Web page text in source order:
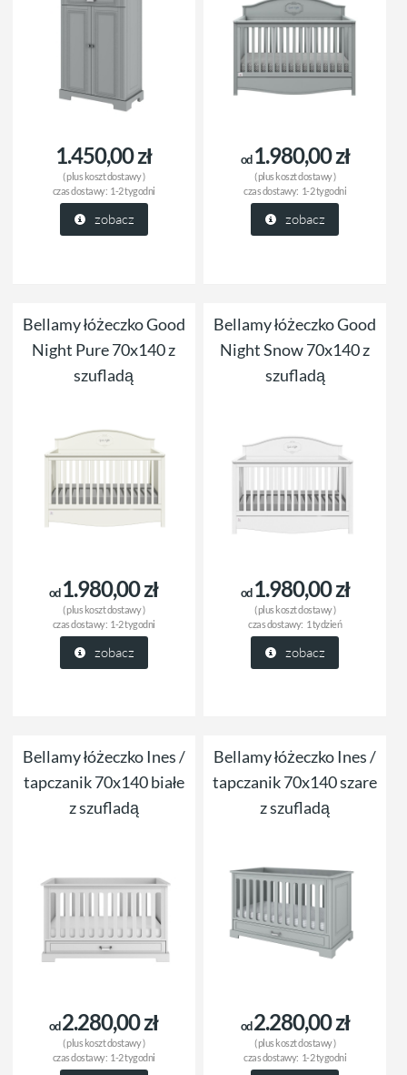
1.450,00 zł
( plus koszt dostawy)
czas dostawy: 1-2 tygodni
zobacz
od1.980,00 zł
( plus koszt dostawy)
czas dostawy: 1-2 tygodni
zobacz
Bellamy łóżeczko Good
Night Pure 70x140 z
szufladą
od1.980,00 zł
( pluskoszt dostawy)
czas dostawy: 1-2 tygodni
zobacz
Bellamy łóżeczko Good
Night Snow 70x140 z
szufladą
od1.980,00 zł
( pluskoszt dostawy)
czas dostawy: 1 tydzień
zobacz
Bellamy łóżeczko Ines /
tapczanik 70x140 białe
z szufladą
od2.280,00 zł
( plus koszt dostawy)
czas dostawy: 1-2 tygodni
Bellamy łóżeczko Ines /
tapczanik 70x140 szare
z szufladą
od2.280,00 zł
( plus koszt dostawy)
czas dostawy: 1-2 tygodni